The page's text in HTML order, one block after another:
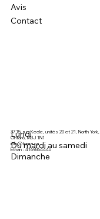
Avis
Contact
3715, rue Keele, unités 20 et 21, North York,
Ontario, M3J 1N1
info@torea.ca
Ethan : 4169864440
Lundi
Du mardi au samedi
Dimanche